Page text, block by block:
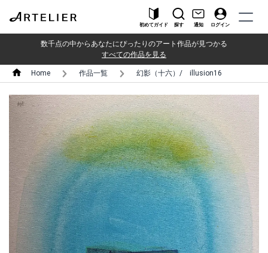
初めてガイド 探す 通知 ログイン
数千点の中からあなたにぴったりのアート作品が見つかる
すべての作品を見る
Home 作品一覧 幻影（十六）/ illusion16